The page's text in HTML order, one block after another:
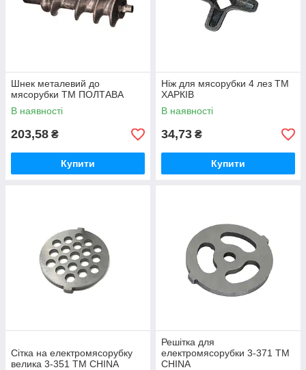
Шнек металевий до
мясорубки ТМ ПОЛТАВА
В наявності
203,58 ₴
Купити
Ніж для мясорубки 4 лез ТМ
ХАРКІВ
В наявності
34,73 ₴
Купити
Сітка на електромясорубку
велика 3-351 ТМ CHINA
Решітка для
електромясорубки 3-371 ТМ
CHINA